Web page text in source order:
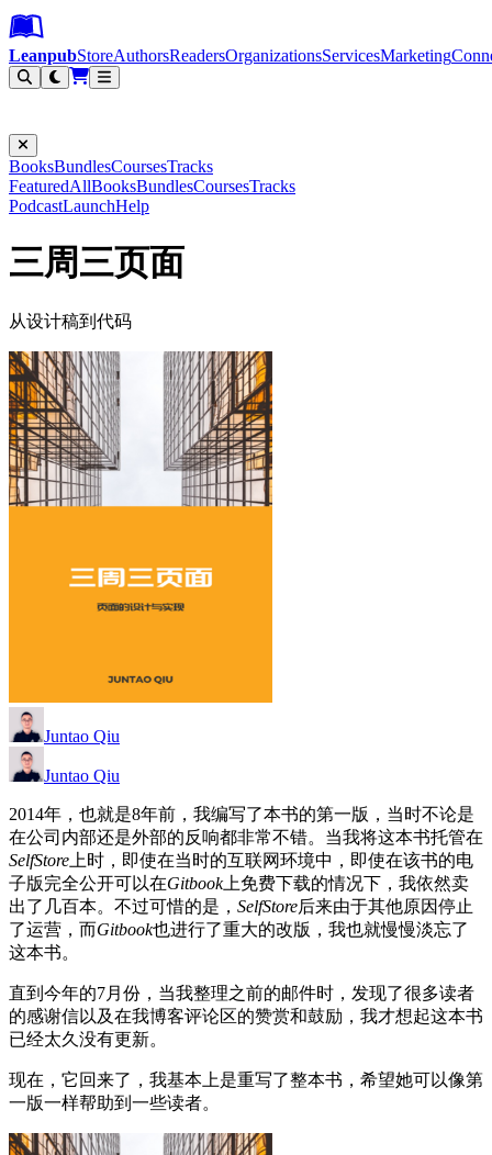
Leanpub Header
Leanpub Navigation
Skip to main content
Go to Leanpub.com
LeanpubStoreAuthorsReadersOrganizationsServicesMarketing
BooksBundlesCoursesTracks
FeaturedAllBooksBundlesCoursesTracks
PodcastLaunchHelp
三周三页面
从设计稿到代码
Juntao Qiu
Juntao Qiu
2014年，也就是8年前，我编写了本书的第一版，当时不论是
在公司内部还是外部的反响都非常不错。当我将这本书托管在
SelfStore上时，即使在当时的互联网环境中，即使在该书的电
子版完全公开可以在Gitbook上免费下载的情况下，我依然卖
出了几百本。不过可惜的是， SelfStore后来由于其他原因停止
了运营，而Gitbook也进行了重大的改版，我也就慢慢淡忘了
这本书。
直到今年的7月份，当我整理之前的邮件时，发现了很多读者
的感谢信以及在我博客评论区的赞赏和鼓励，我才想起这本书
已经太久没有更新。
现在，它回来了，我基本上是重写了整本书，希望她可以像第
一版一样帮助到一些读者。